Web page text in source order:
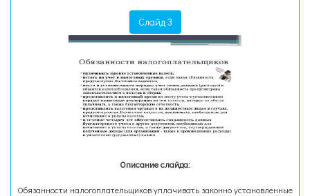
Слайд 3
Описание слайда:
Обязанности налогоплательщиков уплачивать законно установленные